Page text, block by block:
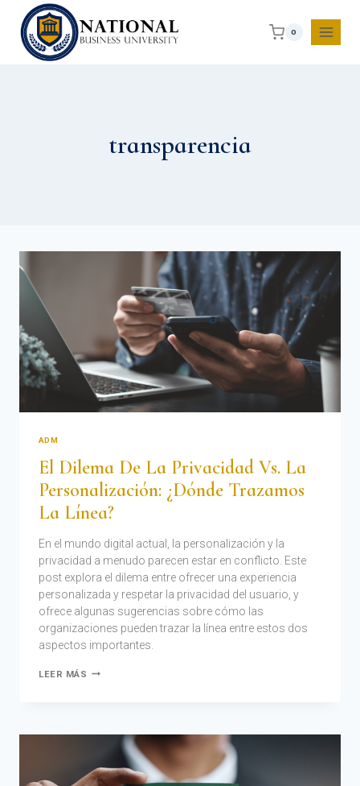
0
transparencia
ADM
El Dilema De La Privacidad Vs. La
Personalización: ¿Dónde Trazamos
La Línea?
En el mundo digital actual, la personalización y la
privacidad a menudo parecen estar en conflicto. Este
post explora el dilema entre ofrecer una experiencia
personalizada y respetar la privacidad del usuario, y
ofrece algunas sugerencias sobre cómo las
organizaciones pueden trazar la línea entre estos dos
aspectos importantes.
LEER MÁS